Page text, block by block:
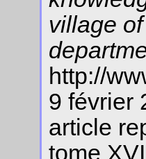
village
http://
9 février
article
tome